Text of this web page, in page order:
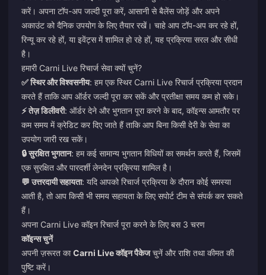
करें। अपना टॉप-अप जल्दी पूरा करें, आसानी से बैलेंस जोड़ें और अपने
अकाउंट को दैनिक उपयोग के लिए तैयार रखें। चाहे आप टॉप-अप कर रहे हों,
रिन्यू कर रहे हों, या इवेंट्स में शामिल हो रहे हों, यह प्रक्रिया सरल और सीधी
है।
हमारी Carni Live रिचार्ज सेवा क्यों चुनें?
✅ स्थिर और विश्वसनीय: हम एक स्थिर Carni Live रिचार्ज प्रक्रिया प्रदान
करते हैं ताकि आप ऑर्डर जल्दी पूरा कर सकें और प्रतीक्षा समय कम हो सके।
⚡ तेज़ डिलीवरी: ऑर्डर देने और भुगतान पूरा करने के बाद, कॉइन्स आमतौर पर
कम समय में क्रेडिट कर दिए जाते हैं ताकि आप बिना किसी देरी के सेवा का
उपयोग जारी रख सकें।
🔒 सुरक्षित भुगतान: हम कई सामान्य भुगतान विधियों का समर्थन करते हैं, जिसमें
एक सुरक्षित और पारदर्शी लेनदेन प्रक्रिया शामिल है।
💬 उत्तरदायी सहायता: यदि आपको रिचार्ज प्रक्रिया के दौरान कोई समस्या
आती है, तो आप किसी भी समय सहायता के लिए सपोर्ट टीम से संपर्क कर सकते
हैं।
अपना Carni Live कॉइन रिचार्ज पूरा करने के लिए बस 3 चरण
कॉइन्स चुनें
अपनी ज़रूरत काCarni Live कॉइन पैकेजचुनें और राशि तथा कीमत की
पुष्टि करें।